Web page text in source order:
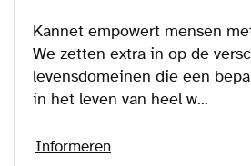
Kannet empowert mensen
We zetten extra in op de
levensdomeinen die een
in het leven van heel w...
Informeren